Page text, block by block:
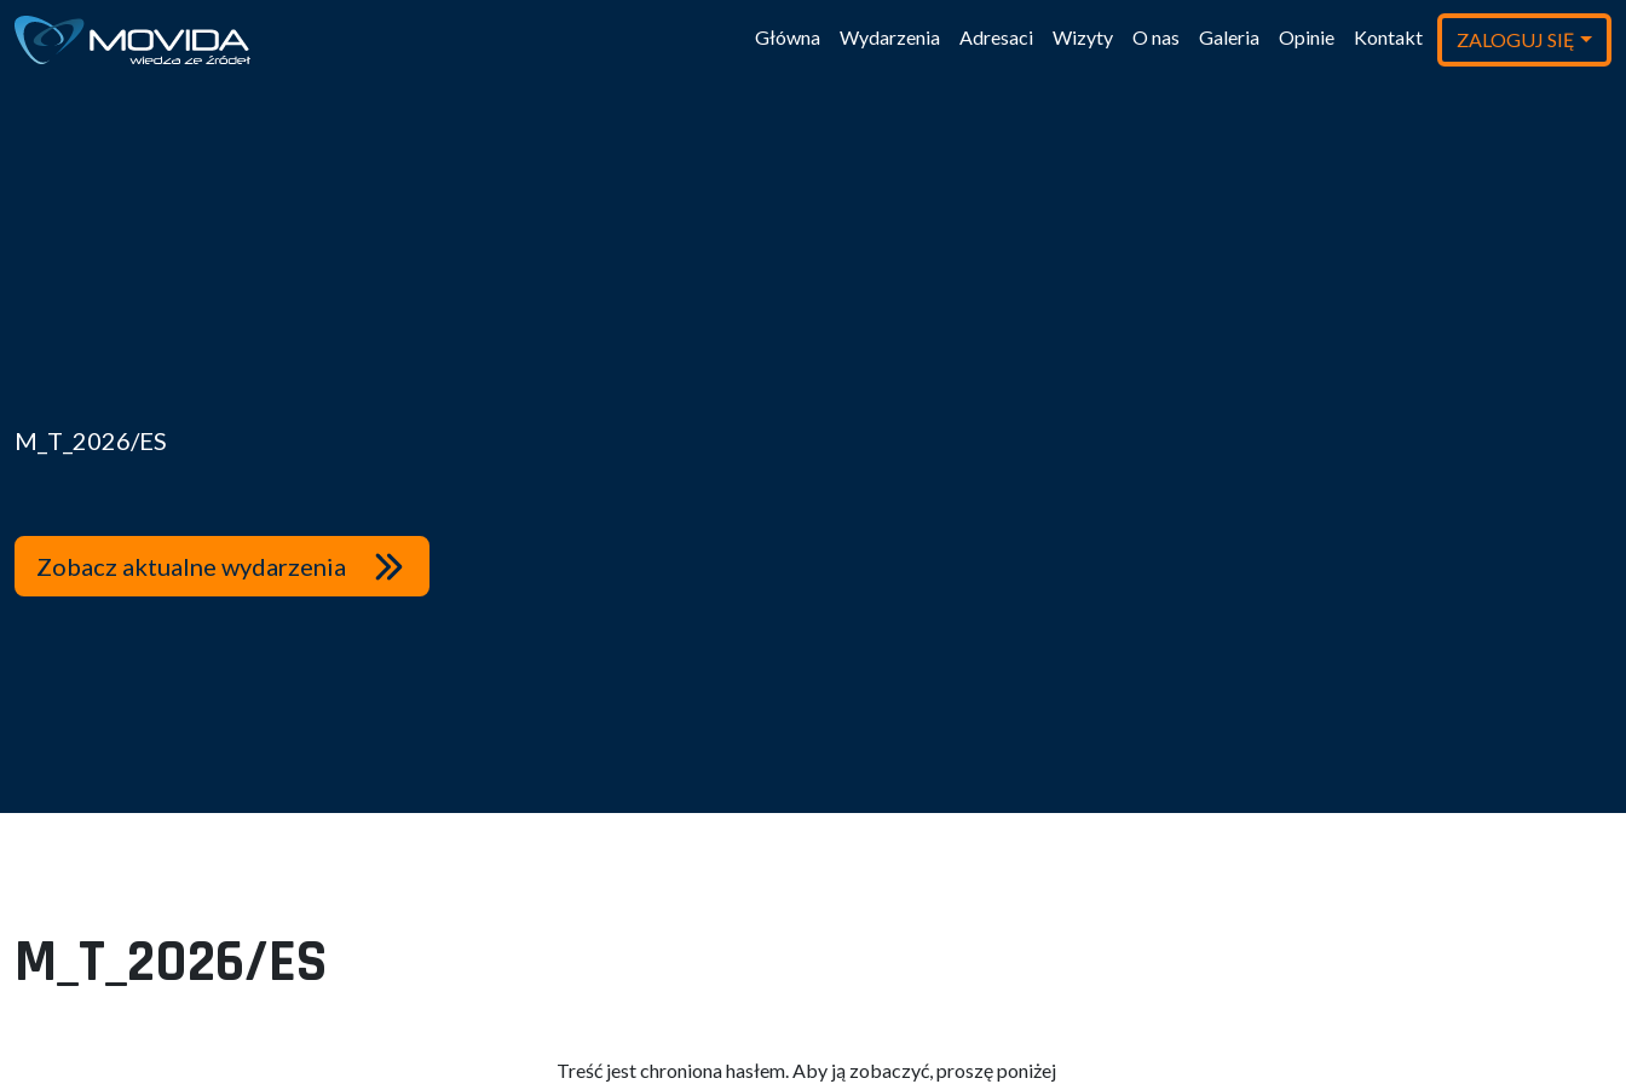
Główna Wydarzenia Adresaci Wizyty O nas Galeria Opinie Kontakt ZALOGUJ SIĘ
M_T_2026/ES
Zobacz aktualne wydarzenia
M_T_2026/ES
Treść jest chroniona hasłem. Aby ją zobaczyć, proszę poniżej